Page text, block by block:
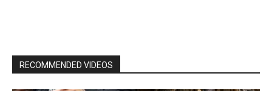
RECOMMENDED VIDEOS